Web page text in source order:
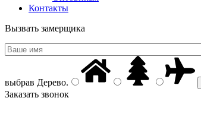
Контакты
Вызвать замерщика
выбрав Дерево.
Заказать звонок